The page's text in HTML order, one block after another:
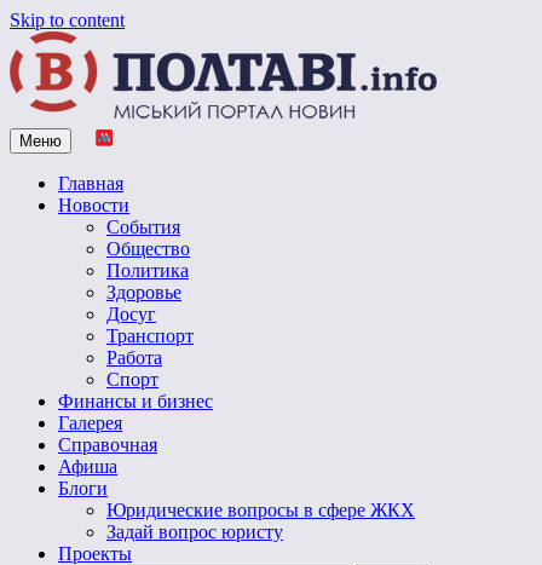
Skip to content
Vpoltave.info
Полтавский портал новостей
Меню
Главная
Новости
События
Общество
Политика
Здоровье
Досуг
Транспорт
Работа
Спорт
Финансы и бизнес
Галерея
Справочная
Афиша
Блоги
Юридические вопросы в сфере ЖКХ
Задай вопрос юристу
Проекты